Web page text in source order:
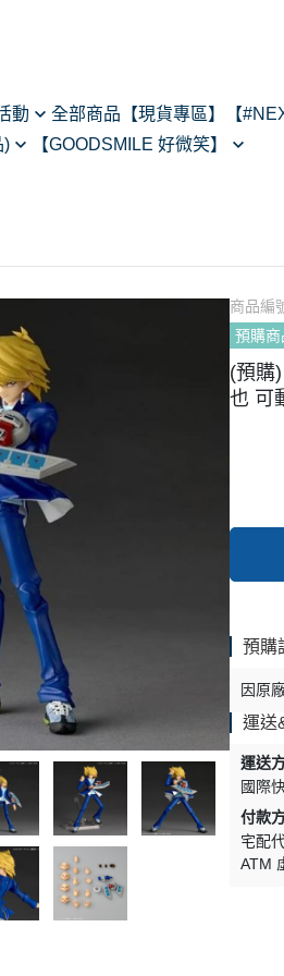
動 全部商品 【現貨專區】 【
あるある
翻轉模玩
Legendary系
PIXEL
NEXT系列
) 【GOODSMILE 好微笑】
POP UP PARADE
黏土人/黏土娃
Max Factory
CHITOCERIUM
PVC
HELLO! GOOD SMILE
THE合體
商品編
預購商
(預購
也 可
預購
因原
運送
運送
國際
付款
宅配
ATM